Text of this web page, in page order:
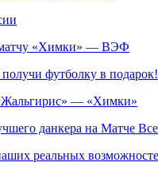
матчу «Химки» — ВЭФ
футболку в подарок!
— «Химки»
данкера на Матче
реальных